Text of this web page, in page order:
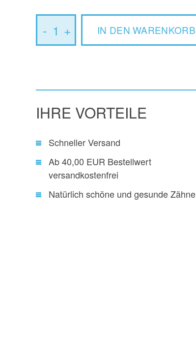
- 1 + IN DEN WARENKORB
IHRE VORTEILE
Schneller Versand
Ab 40,00 EUR Bestellwert
versandkostenfrei
Natürlich schöne und gesunde Zähne